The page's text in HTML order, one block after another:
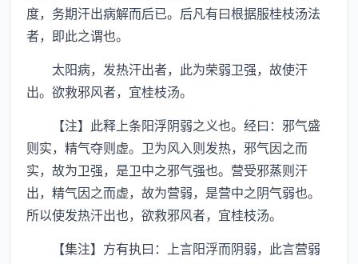
度，务期汗出病解而后已。后凡有曰根据服桂枝汤法
者，即此之谓也。
太阳病，发热汗出者，此为荣弱卫强，故使汗
出。欲救邪风者，宜桂枝汤。
【注】此释上条阳浮阴弱之义也。经曰：邪气盛
则实，精气夺则虚。卫为风入则发热，邪气因之而
实，故为卫强，是卫中之邪气强也。营受邪蒸则汗
出，精气因之而虚，故为营弱，是营中之阴气弱也。
所以使发热汗出也，欲救邪风者，宜桂枝汤。
【集注】方有执曰：上言阳浮而阴弱，此言营弱